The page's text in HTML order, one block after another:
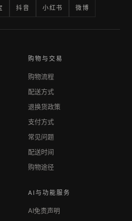
抖音 小红书 微博
购物与交易
购物流程
配送方式
退换货政策
支付方式
常见问题
配送时间
购物途径
AI与功能服务
AI免责声明